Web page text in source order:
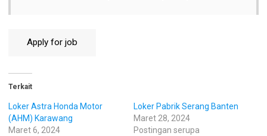
Terkait
Loker Astra Honda Motor
(AHM) Karawang
Maret 6, 2024
Loker Pabrik Serang Banten
Maret 28, 2024
Postingan serupa